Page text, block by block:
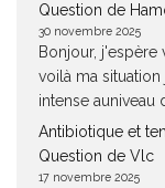
Question de
30 novembre 2025
Bonjour, j'espère
voilà ma
intense auniveau
Antibiotique et
Question de Vlc
17 novembre 2025